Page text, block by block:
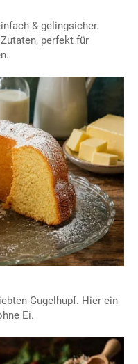
& gelingsicher.
perfekt für
Gugelhupf. Hier ein
Ei.